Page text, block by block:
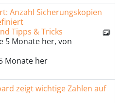
Anzahl Sicherungskopien
Tipps & Tricks
5 Monate her, von
Monate her
zeigt wichtige Zahlen auf